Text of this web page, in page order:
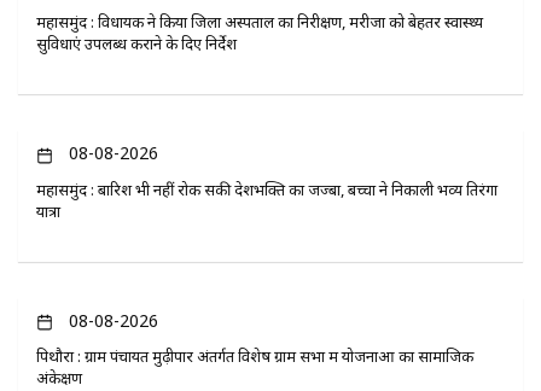
महासमुंद : विधायक ने किया जिला अस्पताल का निरीक्षण, मरीजों को बेहतर स्वास्थ्य
सुविधाएं उपलब्ध कराने के दिए निर्देश
08-08-2026
महासमुंद : बारिश भी नहीं रोक सकी देशभक्ति का जज्बा, बच्चों ने निकाली भव्य तिरंगा
यात्रा
08-08-2026
पिथौरा : ग्राम पंचायत मुढ़ीपार अंतर्गत विशेष ग्राम सभा में योजनाओं का सामाजिक
अंकेक्षण